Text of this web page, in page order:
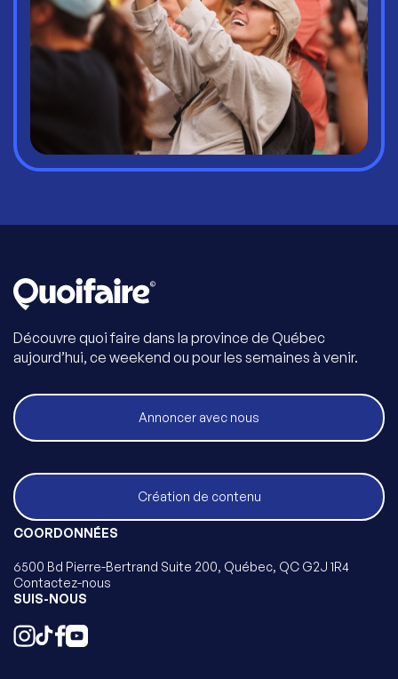
Découvre quoi faire dans la province de Québec
aujourd’hui, ce weekend ou pour les semaines à venir.
Annoncer avec nous
Création de contenu
COORDONNÉES
6500 Bd Pierre-Bertrand Suite 200, Québec, QC G2J 1R4
Contactez-nous
SUIS-NOUS